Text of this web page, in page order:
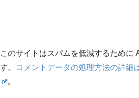
このサイトはスパムを低減するために
す。
コメントデータの処理方法の詳細
。